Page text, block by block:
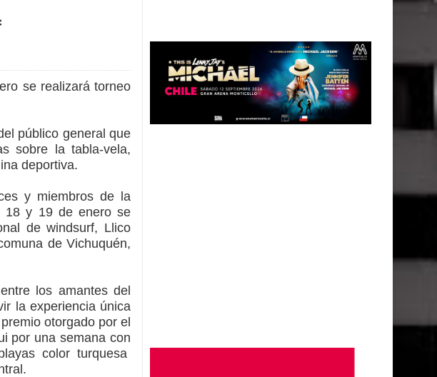
carpas
se realizará torneo
público general que
sobre la tabla-vela,
deportiva.
y miembros de la
18 y 19 de enero se
de windsurf, Llico
de Vichuquén,
los amantes del
la experiencia única
otorgado por el
por una semana con
color turquesa